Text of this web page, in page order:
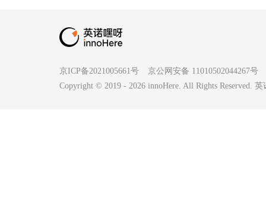
京ICP备2021005661号
京公网安备 11010502044267号
Copyright © 2019 - 2026 innoHere. All Rights Reserved.